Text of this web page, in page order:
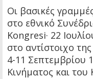
Οι βασικές
στο εθνικό
Kongresi· 22
στο αντίστοιχο
4-11 Σεπτεμβρίου
Κινήματος και